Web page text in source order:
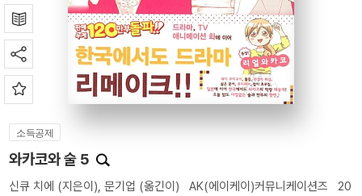
소득공제
와카코와 술 5
신큐 치에 (지은이), 문기업 (옮긴이) AK(에이케이)커뮤니케이션즈 20